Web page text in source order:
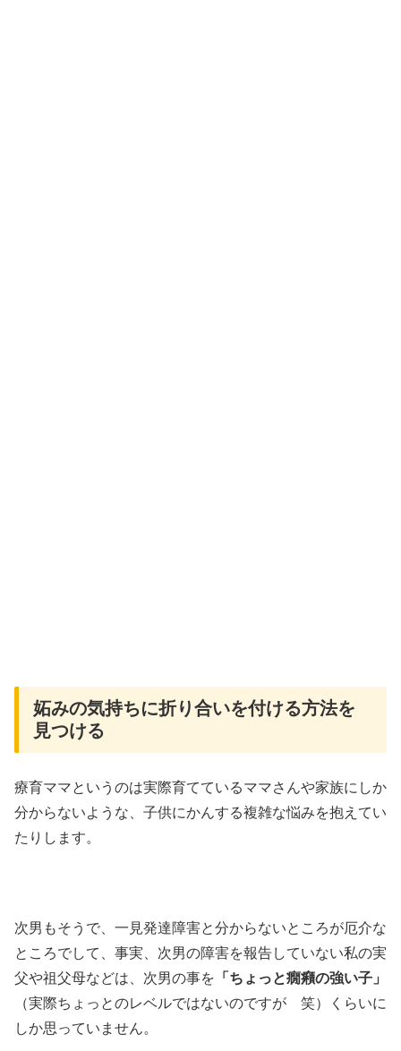
妬みの気持ちに折り合いを付ける方法を
見つける
療育ママというのは実際育てているママさんや家族にしか
分からないような、子供にかんする複雑な悩みを抱えてい
たりします。
次男もそうで、一見発達障害と分からないところが厄介な
ところでして、事実、次男の障害を報告していない私の実
父や祖父母などは、次男の事を 「ちょっと癇癪の強い子」
（実際ちょっとのレベルではないのですが 笑）くらいに
しか思っていません。